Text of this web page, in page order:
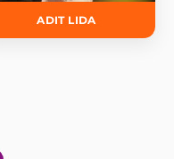
ADIT LIDA